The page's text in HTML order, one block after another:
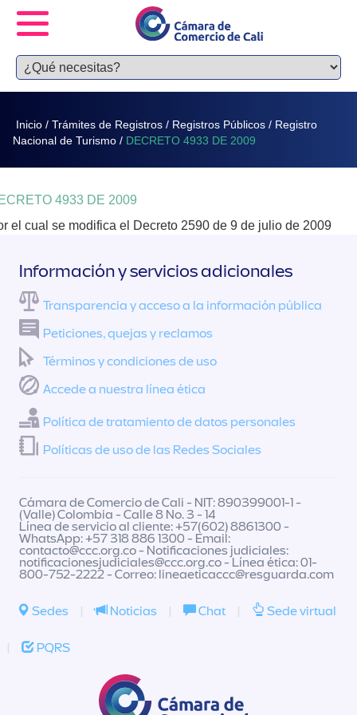
Inicio / Trámites de Registros / Registros Públicos / Registro
Nacional de Turismo / DECRETO 4933 DE 2009
4933 DE 2009
el cual se modifica el Decreto 2590 de 9 de julio de 2009
Información y servicios adicionales
Transparencia y acceso a la información pública
Peticiones, quejas y reclamos
Términos y condiciones de uso
Accede a nuestra línea ética
Política de tratamiento de datos personales
Políticas de uso de las Redes Sociales
Cámara de Comercio de Cali - NIT: 890399001-1 -
(Valle) Colombia - Calle 8 No. 3 - 14
Línea de servicio al cliente: +57(602) 8861300 -
WhatsApp: +57 318 886 1300 - Email:
contacto@ccc.org.co- Notificaciones judiciales:
notificacionesjudiciales@ccc.org.co- Línea ética: 01-
800-752-2222 - Correo: lineaeticaccc@resguarda.com
Sedes | Noticias | Chat | Sede virtual
| PQRS